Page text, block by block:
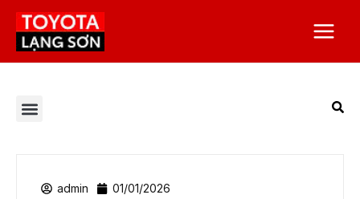
Nhảy
dung
Menu
admin 01/01/2026